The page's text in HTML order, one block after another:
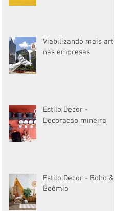
Viabilizando mais arte
nas empresas
Estilo Decor -
Decoração mineira
Estilo Decor - Boho &
Boêmio